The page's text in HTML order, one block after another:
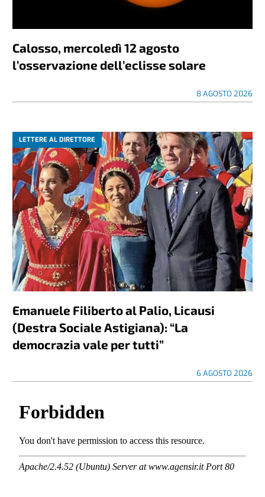
Calosso, mercoledì 12 agosto
l’osservazione dell’eclisse solare
8 AGOSTO 2026
LETTERE AL DIRETTORE
Emanuele Filiberto al Palio, Licausi
(Destra Sociale Astigiana): “La
democrazia vale per tutti”
6 AGOSTO 2026